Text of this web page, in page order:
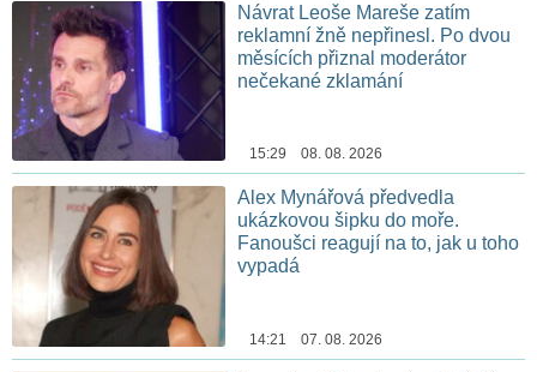
Návrat Leoše Mareše zatím
reklamní žně nepřinesl. Po dvou
měsících přiznal moderátor
nečekané zklamání
15:29 08. 08. 2026
Alex Mynářová předvedla
ukázkovou šipku do moře.
Fanoušci reagují na to, jak u toho
vypadá
14:21 07. 08. 2026